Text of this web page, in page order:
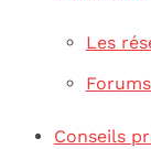
Les
Conseils